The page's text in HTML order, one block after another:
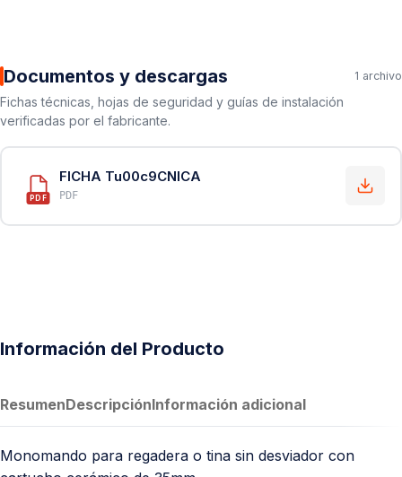
Documentos y descargas 1 archivo
Fichas técnicas, hojas de seguridad y guías de instalación
verificadas por el fabricante.
PDF
FICHA Tu00c9CNICA
PDF
Información del Producto
ResumenDescripciónInformación adicional
Monomando para regadera o tina sin desviador con